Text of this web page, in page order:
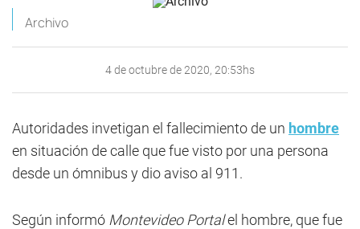
Archivo
4 de octubre de 2020, 20:53hs
Autoridades invetigan el fallecimiento de un hombre
en situación de calle que fue visto por una persona
desde un ómnibus y dio aviso al 911.
Según informó Montevideo Portalel hombre, que fue